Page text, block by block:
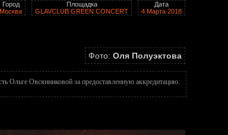
Дата
4 Марта 2018
Площадка
GLAVCLUB GREEN CONCERT
Город
Москва
Фото: Оля Полуэктова
Ольге Овсянниковой за предоставленную аккредитацию.